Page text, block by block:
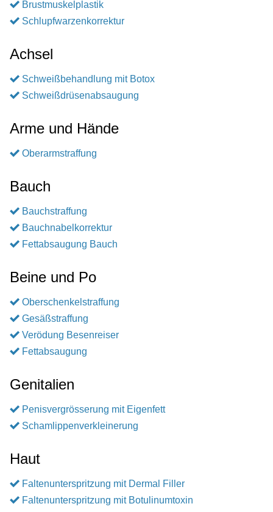
Brustmuskelplastik
Schlupfwarzenkorrektur
Achsel
Schweißbehandlung mit Botox
Schweißdrüsenabsaugung
Arme und Hände
Oberarmstraffung
Bauch
Bauchstraffung
Bauchnabelkorrektur
Fettabsaugung Bauch
Beine und Po
Oberschenkelstraffung
Gesäßstraffung
Verödung Besenreiser
Fettabsaugung
Genitalien
Penisvergrösserung mit Eigenfett
Schamlippenverkleinerung
Haut
Faltenunterspritzung mit Dermal Filler
Faltenunterspritzung mit Botulinumtoxin